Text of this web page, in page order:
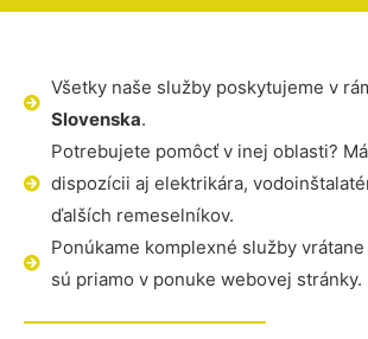
Všetky naše služby poskytujeme v
Slovenska.
Potrebujete pomôcť v inej oblasti?
dispozícii aj elektrikára,
ďalších remeselníkov.
Ponúkame komplexné služby
sú priamo v ponuke webovej stránky.